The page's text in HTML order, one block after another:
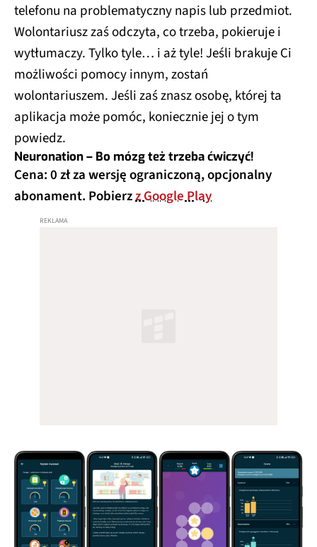
telefonu na problematyczny napis lub przedmiot.
Wolontariusz zaś odczyta, co trzeba, pokieruje i
wytłumaczy. Tylko tyle… i aż tyle! Jeśli brakuje Ci
możliwości pomocy innym, zostań
wolontariuszem. Jeśli zaś znasz osobę, której ta
aplikacja może pomóc, koniecznie jej o tym
powiedz.
Neuronation – Bo mózg też trzeba ćwiczyć!
Cena: 0 zł za wersję ograniczoną, opcjonalny
abonament. Pobierzz Google Play